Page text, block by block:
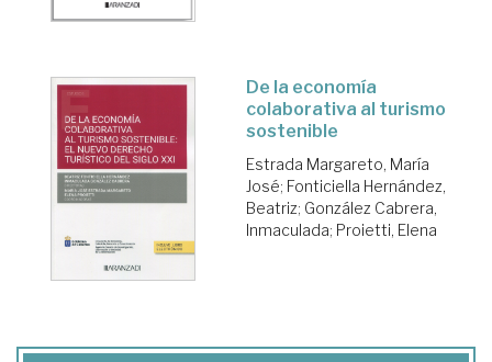
De la economía
colaborativa al turismo
sostenible
Estrada Margareto, María
José; Fonticiella Hernández,
Beatriz; González Cabrera,
Inmaculada; Proietti, Elena